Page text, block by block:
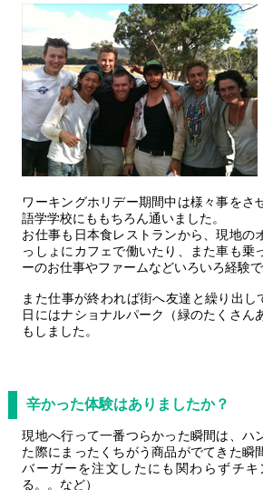
ワーキングホリデー期間中は様々事をさ
語学学校にももちろん通いました。
お仕事も日本食レストランから、現地の
っしょにカフェで働いたり、また車も乗
ーのお仕事やファームなどいろいろ経験で
また仕事が終われば街へ友達と繰り出し
日にはナショナルパーク（緑のたくさん
もしました。
辛かった体験はありましたか？
現地へ行って一番つらかった瞬間は、ハ
た際にまったくちがう商品がでてきた瞬
バーガーを注文したにも関わらずチキ
る。。など）